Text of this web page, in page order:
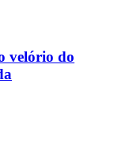
velório do